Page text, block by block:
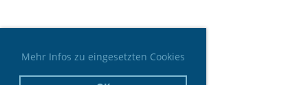
Mehr Infos zu eingesetzten Cookies